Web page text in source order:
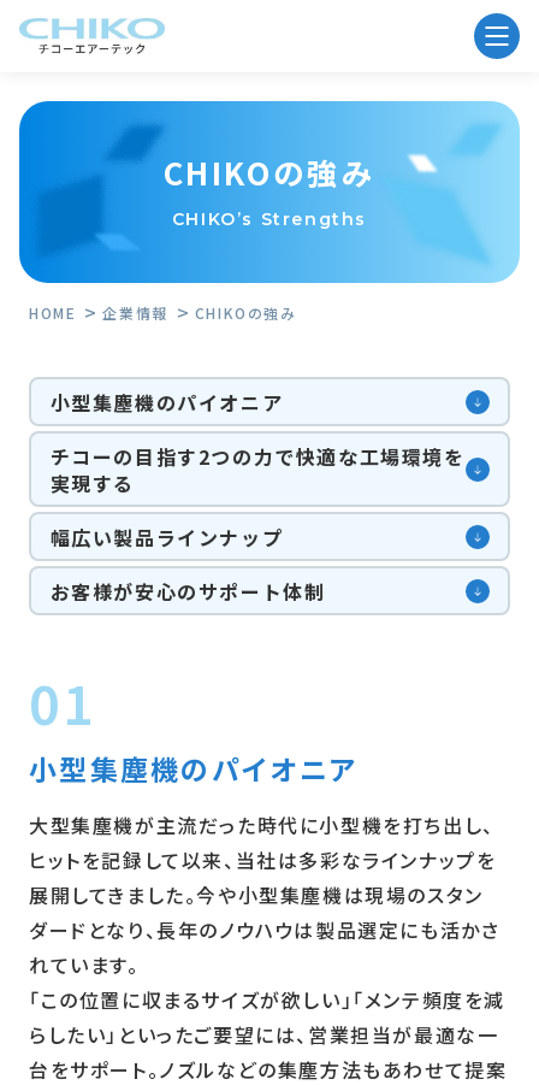
CHIKOの強み
CHIKO’s Strengths
HOME 企業情報 CHIKOの強み
小型集塵機のパイオニア
チコーの目指す2つの力で快適な工場環境を
実現する
幅広い製品ラインナップ
お客様が安心のサポート体制
01
小型集塵機のパイオニア
大型集塵機が主流だった時代に小型機を打ち出し、
ヒットを記録して以来、当社は多彩なラインナップを
展開してきました。今や小型集塵機は現場のスタン
ダードとなり、長年のノウハウは製品選定にも活かさ
れています。
「この位置に収まるサイズが欲しい」「メンテ頻度を減
らしたい」といったご要望には、営業担当が最適な一
台をサポート。ノズルなどの集塵方法もあわせて提案